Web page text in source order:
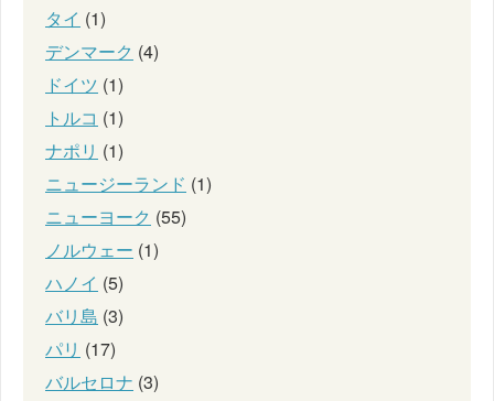
タイ (1)
デンマーク (4)
ドイツ (1)
トルコ (1)
ナポリ (1)
ニュージーランド (1)
ニューヨーク (55)
ノルウェー (1)
ハノイ (5)
バリ島 (3)
パリ (17)
バルセロナ (3)